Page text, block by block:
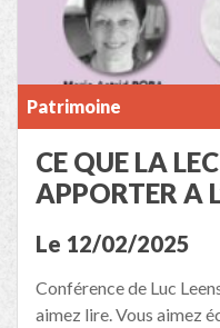
Patrimoine
CE QUE LA
APPORTER A
Le 12/02/2025
Conférence de Luc
aimez lire. Vous aimez